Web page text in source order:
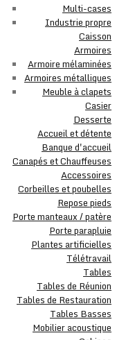
Multi-cases
Industrie propre
Caisson
Armoires
Armoire mélaminées
Armoires métalliques
Meuble à clapets
Casier
Desserte
Accueil et détente
Banque d'accueil
Canapés et Chauffeuses
Accessoires
Corbeilles et poubelles
Repose pieds
Porte manteaux / patère
Porte parapluie
Plantes artificielles
Télétravail
Tables
Tables de Réunion
Tables de Restauration
Tables Basses
Mobilier acoustique